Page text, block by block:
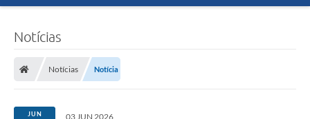
Meio Ambiente
Notícias
Notícias Notícia
JUN 03 JUN 2026